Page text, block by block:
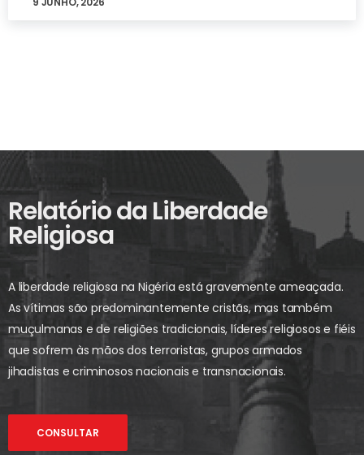
Relatório da Liberdade
Religiosa
A liberdade religiosa na Nigéria está gravemente ameaçada.
As vítimas são predominantemente cristãs, mas também
muçulmanas e de religiões tradicionais, líderes religiosos e fiéis
que sofrem às mãos dos terroristas, grupos armados
jihadistas e criminosos nacionais e transnacionais.
CONSULTAR